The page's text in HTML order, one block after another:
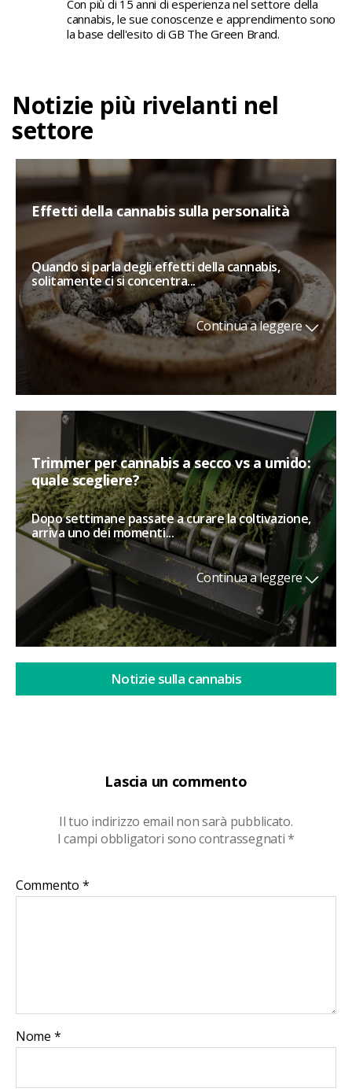
Con più di 15 anni di esperienza nel settore della
cannabis, le sue conoscenze e apprendimento sono
la base dell'esito di GB The Green Brand.
Lascia un commento
Il tuo indirizzo email non sarà pubblicato.
I campi obbligatori sono contrassegnati*
Commento *
Nome *
Notizie più rivelanti nel
settore
Effetti della cannabis sulla personalità
Quando si parla degli effetti della cannabis,
solitamente ci si concentra...
Continua a leggere
Trimmer per cannabis a secco vs a umido:
quale scegliere?
Dopo settimane passate a curare la coltivazione,
arriva uno dei momenti...
Continua a leggere
Notizie sulla cannabis